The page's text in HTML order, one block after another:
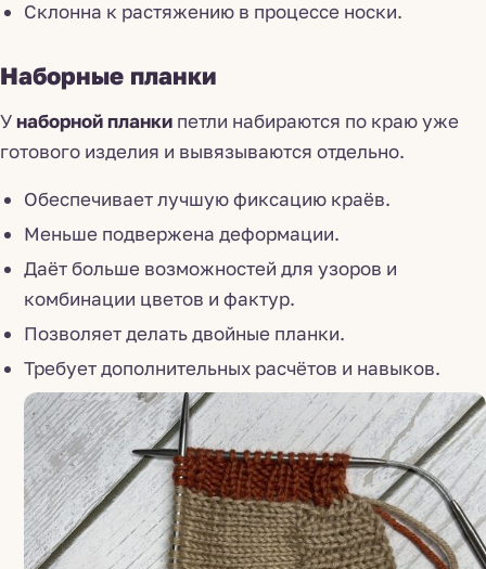
Склонна к растяжению в процессе носки.
Наборные планки
Унаборной планки петли набираются по краю уже
готового изделия и вывязываются отдельно.
Обеспечивает лучшую фиксацию краёв.
Меньше подвержена деформации.
Даёт больше возможностей для узоров и
комбинации цветов и фактур.
Позволяет делать двойные планки.
Требует дополнительных расчётов и навыков.